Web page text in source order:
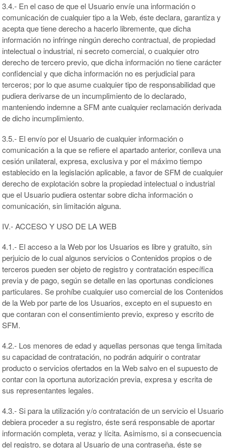
3.4.- En el caso de que el Usuario envíe una información o
comunicación de cualquier tipo a la Web, éste declara, garantiza y
acepta que tiene derecho a hacerlo libremente, que dicha
información no infringe ningún derecho contractual, de propiedad
intelectual o industrial, ni secreto comercial, o cualquier otro
derecho de tercero previo, que dicha información no tiene carácter
confidencial y que dicha información no es perjudicial para
terceros; por lo que asume cualquier tipo de responsabilidad que
pudiera derivarse de un incumplimiento de lo declarado,
manteniendo indemne a SFM ante cualquier reclamación derivada
de dicho incumplimiento.
3.5.- El envío por el Usuario de cualquier información o
comunicación a la que se refiere el apartado anterior, conlleva una
cesión unilateral, expresa, exclusiva y por el máximo tiempo
establecido en la legislación aplicable, a favor de SFM de cualquier
derecho de explotación sobre la propiedad intelectual o industrial
que el Usuario pudiera ostentar sobre dicha información o
comunicación, sin limitación alguna.
IV.- ACCESO Y USO DE LA WEB
4.1.- El acceso a la Web por los Usuarios es libre y gratuito, sin
perjuicio de lo cual algunos servicios o Contenidos propios o de
terceros pueden ser objeto de registro y contratación específica
previa y de pago, según se detalle en las oportunas condiciones
particulares. Se prohíbe cualquier uso comercial de los Contenidos
de la Web por parte de los Usuarios, excepto en el supuesto en
que contaran con el consentimiento previo, expreso y escrito de
SFM.
4.2.- Los menores de edad y aquellas personas que tenga limitada
su capacidad de contratación, no podrán adquirir o contratar
producto o servicios ofertados en la Web salvo en el supuesto de
contar con la oportuna autorización previa, expresa y escrita de
sus representantes legales.
4.3.- Si para la utilización y/o contratación de un servicio el Usuario
debiera proceder a su registro, éste será responsable de aportar
información completa, veraz y lícita. Asimismo, si a consecuencia
del registro, se dotara al Usuario de una contraseña, éste se